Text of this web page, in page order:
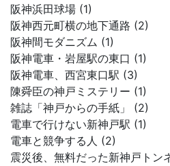
阪神浜田球場 (1)
阪神西元町横の地下通路 (2)
阪神間モダニズム (1)
阪神電車・岩屋駅の東口 (1)
阪神電車、西宮東口駅 (3)
陳舜臣の神戸ミステリー (1)
雑誌「神戸からの手紙」 (2)
電車で行けない新神戸駅 (1)
電車と競争する人 (2)
震災後、無料だった新神戸トン